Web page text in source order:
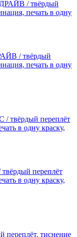
/ твёрдый
печать в одну
переплёт
в одну краску,